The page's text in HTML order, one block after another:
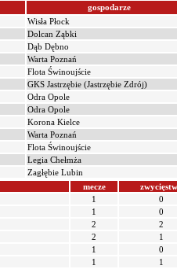
gospodarze
Wisła Płock
Dolcan Ząbki
Dąb Dębno
Warta Poznań
Flota Świnoujście
GKS Jastrzębie (Jastrzębie Zdrój)
Odra Opole
Odra Opole
Korona Kielce
Warta Poznań
Flota Świnoujście
Legia Chełmża
Zagłębie Lubin
mecze
1
0
1
0
2
2
2
1
1
0
1
1